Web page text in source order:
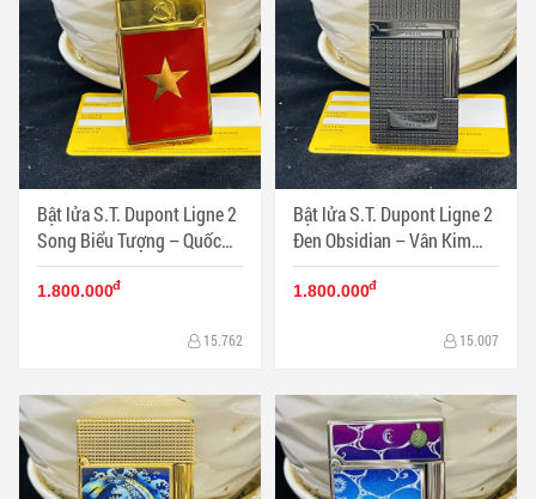
Bật lửa S.T. Dupont Ligne 2
Song Biểu Tượng – Quốc
Kỳ Việt Nam| Phiên bản
trang trọng sưu tầm - Mã
1.800.000đ
15.762
Bật lửa S.T. Dupont Ligne 2
Đen Obsidian – Vân Kim
Cương Cổ Điển | Phong
cách quyền lực tối giản -
1.800.000đ
15.007